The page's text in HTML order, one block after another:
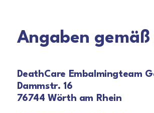
Angaben gemäß
DeathCare Embalmingteam
Dammstr. 16
76744 Wörth am Rhein